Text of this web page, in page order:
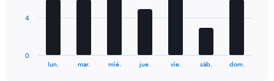
and
The
lun. mar. mié. jue. vie. sáb. dom.
0
4